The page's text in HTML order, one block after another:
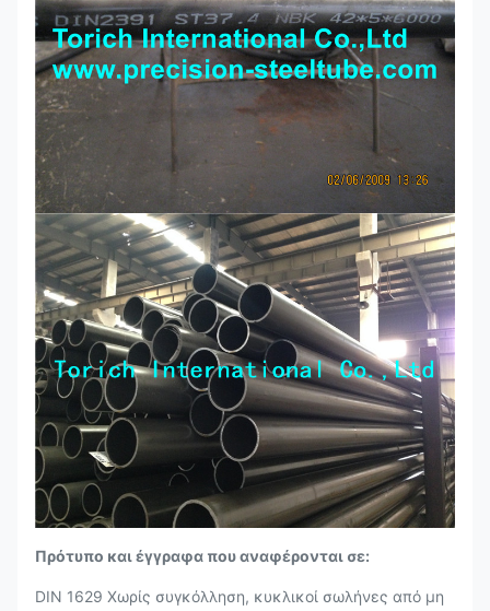
Πρότυπο και έγγραφα που αναφέρονται σε:
DIN 1629 Χωρίς συγκόλληση, κυκλικοί σωλήνες από μη